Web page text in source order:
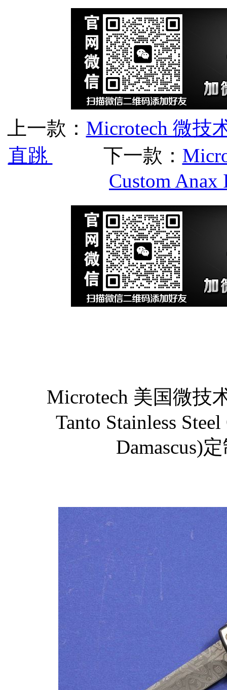
上一款： Microtech 微技
直跳
下一款：
Custom Anax
Microtech 美国微技
Tanto Stainless
Damascus)